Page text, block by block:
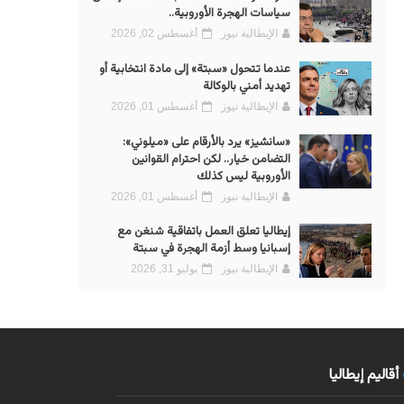
سياسات الهجرة الأوروبية..
الإيطالية نيوز أغسطس 02, 2026
عندما تتحول «سبتة» إلى مادة انتخابية أو
تهديد أمني بالوكالة
الإيطالية نيوز أغسطس 01, 2026
«سانشيز» يرد بالأرقام على «ميلوني»:
التضامن خيار.. لكن احترام القوانين
الأوروبية ليس كذلك
الإيطالية نيوز أغسطس 01, 2026
إيطاليا تعلق العمل باتفاقية شنغن مع
إسبانيا وسط أزمة الهجرة في سبتة
الإيطالية نيوز يوليو 31, 2026
أقاليم إيطاليا